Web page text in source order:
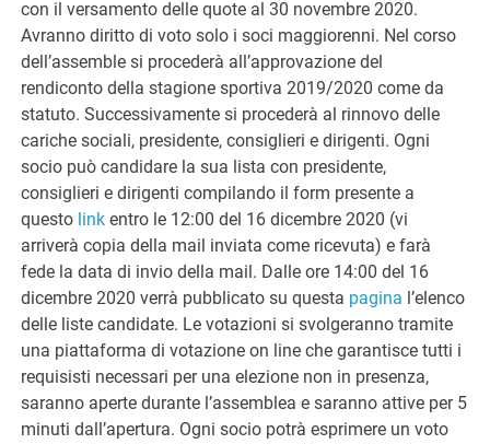
con il versamento delle quote al 30 novembre 2020.
Avranno diritto di voto solo i soci maggiorenni. Nel corso
dell’assemble si procederà all’approvazione del
rendiconto della stagione sportiva 2019/2020 come da
statuto. Successivamente si procederà al rinnovo delle
cariche sociali, presidente, consiglieri e dirigenti. Ogni
socio può candidare la sua lista con presidente,
consiglieri e dirigenti compilando il form presente a
questo linkentro le 12:00 del 16 dicembre 2020 (vi
arriverà copia della mail inviata come ricevuta) e farà
fede la data di invio della mail. Dalle ore 14:00 del 16
dicembre 2020 verrà pubblicato su questa pagina l’elenco
delle liste candidate. Le votazioni si svolgeranno tramite
una piattaforma di votazione on line che garantisce tutti i
requisisti necessari per una elezione non in presenza,
saranno aperte durante l’assemblea e saranno attive per 5
minuti dall’apertura. Ogni socio potrà esprimere un voto